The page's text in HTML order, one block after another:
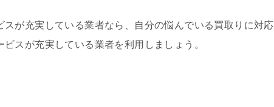
が充実している業者なら、自分の悩んでいる買取りに対応
スが充実している業者を利用しましょう。